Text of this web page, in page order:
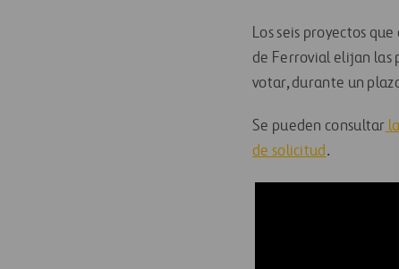
Los seis proyectos
de Ferrovial elijan las
votar, durante un
Se pueden consultar
de solicitud.